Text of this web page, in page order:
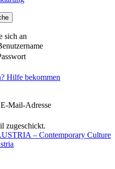
sich an
Hilfe bekommen
Mail-Adresse
zugeschickt.
– Contemporary Culture